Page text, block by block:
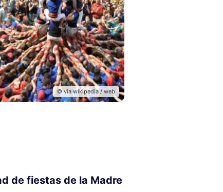
© via wikipedia / web
de fiestas de la Madre